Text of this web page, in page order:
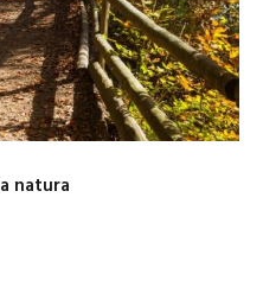
natura